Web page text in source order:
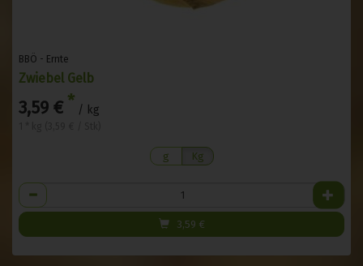
BBÖ - Ernte
Zwiebel Gelb
3,59 € * / kg
g Kg
Anzahl
3,59 €